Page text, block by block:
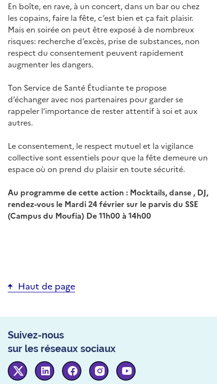
En boîte, en rave, à un concert, dans un bar ou chez
les copains, faire la fête, c’est bien et ça fait plaisir.
Mais en soirée on peut être exposé à de nombreux
risques: recherche d’excès, prise de substances, non
respect du consentement peuvent rapidement
augmenter les dangers.
Ton Service de Santé Étudiante te propose
d’échanger avec nos partenaires pour garder se
rappeler l’importance de rester attentif à soi et aux
autres.
Le consentement, le respect mutuel et la vigilance
collective sont essentiels pour que la fête demeure un
espace où on prend du plaisir en toute sécurité.
Au programme de cette action : Mocktails, danse , DJ,
rendez-vous le Mardi 24 février sur le parvis du SSE
(Campus du Moufia) De 11h00 à 14h00
Haut de page
Suivez-nous
sur les réseaux sociaux
Twitter Linkedin FacebookInstagram